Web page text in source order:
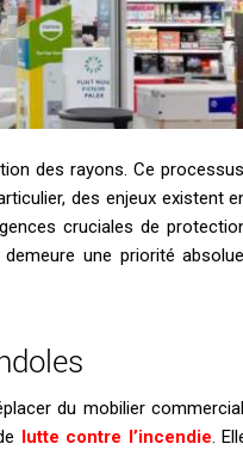
des rayons. Ce
des enjeux existent
cruciales de
demeure une priorité
du mobilier
lutte contre l’incendie.